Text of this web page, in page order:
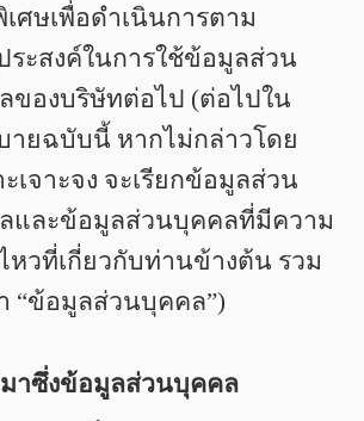
เศษเพื่อดำเนินการตาม
ระสงค์ในการใช้ข้อมูลส่วน
ของบริษัทต่อไป (ต่อไปใน
ายฉบับนี้ หากไม่กล่าวโดย
ะเจาะจง จะเรียกข้อมูลส่วน
และข้อมูลส่วนบุคคลที่มีความ
หวที่เกี่ยวกับท่านข้างต้น รวม
“ข้อมูลส่วนบุคคล”)
าซึ่งข้อมูลส่วนบุคคล